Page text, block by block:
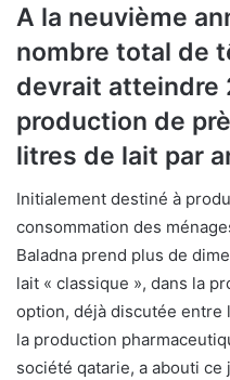
A la neuvième
nombre total de
devrait atteindre
production de
litres de lait par
Initialement destiné à
consommation des
Baladna prend plus de
lait « classique », dans la
option, déjà discutée entre
la production
société qatarie, a abouti ce